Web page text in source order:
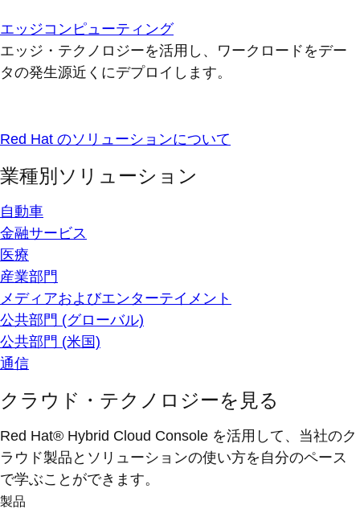
エッジコンピューティング
エッジ・テクノロジーを活用し、ワークロードをデー
タの発生源近くにデプロイします。
Red Hat のソリューションについて
業種別ソリューション
自動車
金融サービス
医療
産業部門
メディアおよびエンターテイメント
公共部門 (グローバル)
公共部門 (米国)
通信
クラウド・テクノロジーを見る
Red Hat® Hybrid Cloud Console を活用して、当社のク
ラウド製品とソリューションの使い方を自分のペース
で学ぶことができます。
製品